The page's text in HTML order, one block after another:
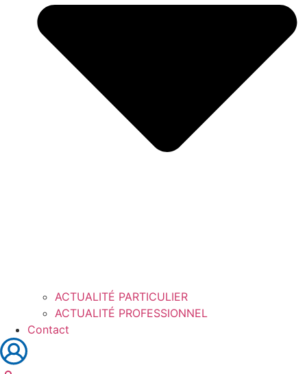
ACTUALITÉ PARTICULIER
ACTUALITÉ PROFESSIONNEL
Contact